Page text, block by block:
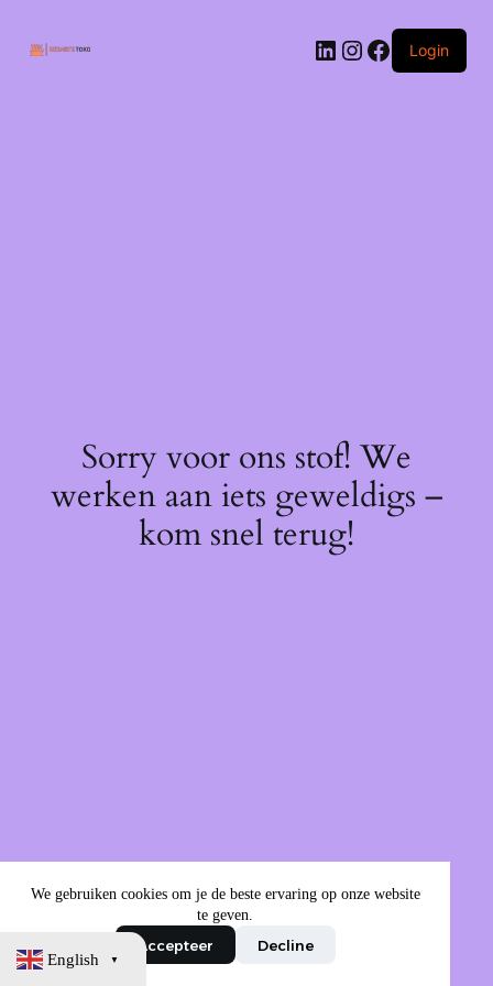
We gebruiken cookies om je de beste ervaring op onze website
te geven.
Accepteer Decline
LinkedIn
Instagram
Facebook
Login
Sorry voor ons stof! We
werken aan iets geweldigs –
kom snel terug!
English ▼